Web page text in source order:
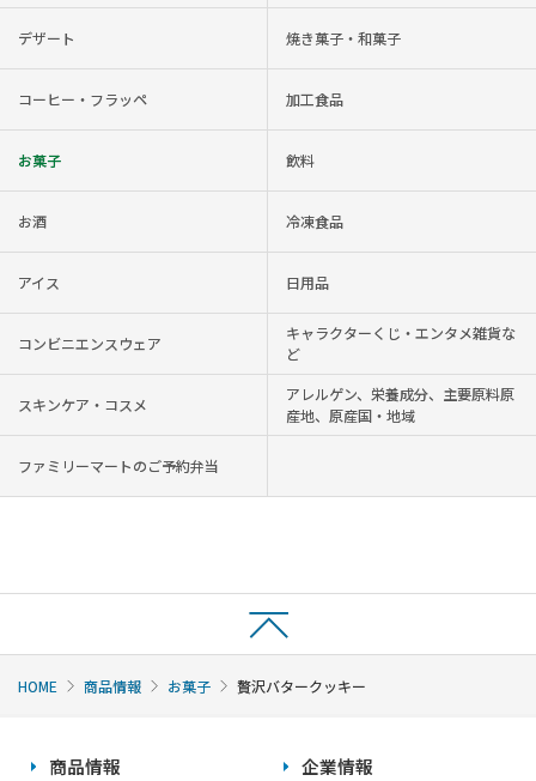
デザート 焼き菓子・和菓子
コーヒー・フラッペ 加工食品
お菓子 飲料
お酒 冷凍食品
アイス 日用品
コンビニエンスウェア
キャラクターくじ・エンタメ雑貨な
ど
スキンケア・コスメ
アレルゲン、栄養成分、主要原料原
産地、原産国・地域
ファミリーマートのご予約弁当
HOME 商品情報 お菓子 贅沢バタークッキー
商品情報
企業情報